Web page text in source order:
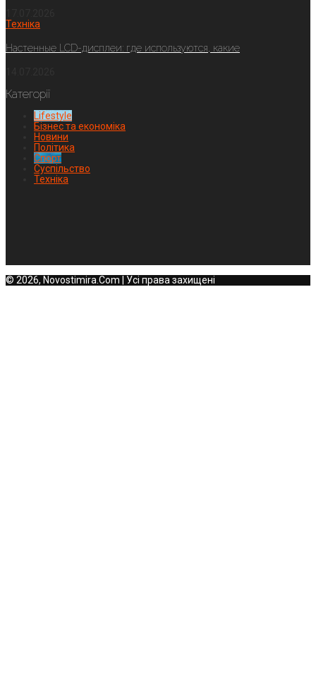
Техніка
Настенные LCD-дисплеи: где используются, какие
Категорії
Lifestyle
Бізнес та економіка
Новини
Політика
Спорт
Суспільство
Техніка
© 2026, Novostimira.Com | Усі права захищені